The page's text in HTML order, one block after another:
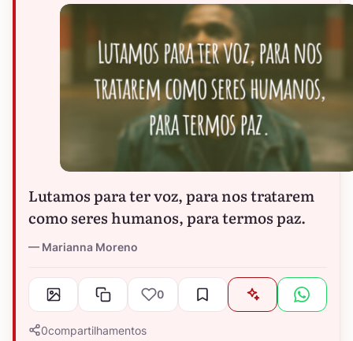
Lutamos para ter voz, para nos tratarem
como seres humanos, para termos paz.
Marianna Moreno
0
0compartilhamentos